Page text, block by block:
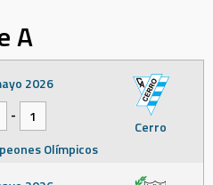
A
Cerro
2026
-
1
Olímpicos